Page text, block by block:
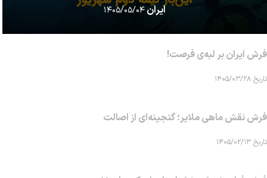
ایران۱۴۰۵/۰۵/۰۴
فرش ایران بر لبه‌ی فرصت!
تاریخ ۱۴۰۵/۰۳/۲۸
فرش نقش ماهی‌ ملایر؛ گنجینه‌ای از اصالت
تاریخ ۱۴۰۵/۰۲/۱۳